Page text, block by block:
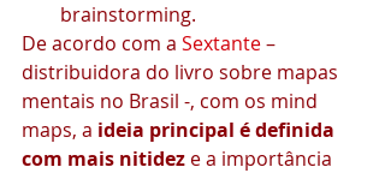
brainstorming.
De acordo com a Sextante –
distribuidora do livro sobre mapas
mentais no Brasil -, com os mind
maps, a ideia principal é definida
com mais nitidez e a importância